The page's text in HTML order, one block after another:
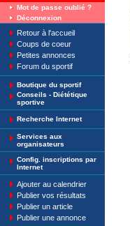
Mot de passe oublié ?
Déconnexion
Retour à l'accueil
Coups de coeur
Petites annonces
Forum du sportif
Boutique du sportif
Conseils - Diététique
sportive
Recherche Internet
Services aux
organisateurs
Config. inscriptions par
Internet
Ajouter au calendrier
Publier vos résultats
Publier un article
Publier une annonce